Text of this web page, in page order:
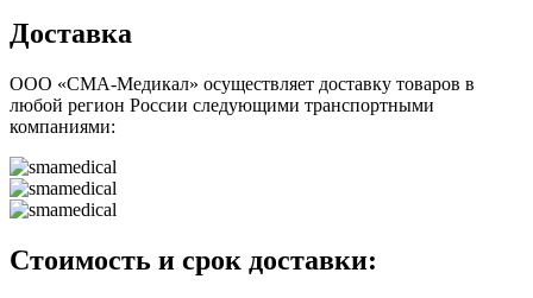
Доставка
ООО «СМА-Медикал» осуществляет доставку товаров в
любой регион России следующими транспортными
компаниями:
Стоимость и срок доставки: